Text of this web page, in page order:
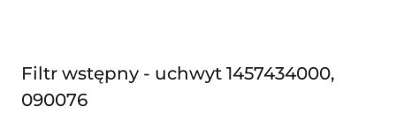
Filtr wstępny - uchwyt 1457434000,
090076